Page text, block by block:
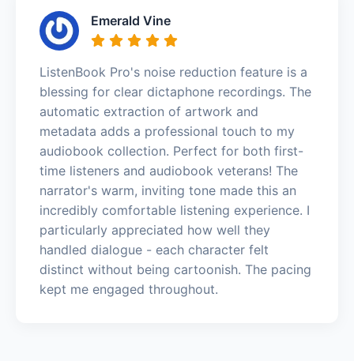
Emerald Vine
ListenBook Pro's noise reduction feature is a
blessing for clear dictaphone recordings. The
automatic extraction of artwork and
metadata adds a professional touch to my
audiobook collection. Perfect for both first-
time listeners and audiobook veterans! The
narrator's warm, inviting tone made this an
incredibly comfortable listening experience. I
particularly appreciated how well they
handled dialogue - each character felt
distinct without being cartoonish. The pacing
kept me engaged throughout.